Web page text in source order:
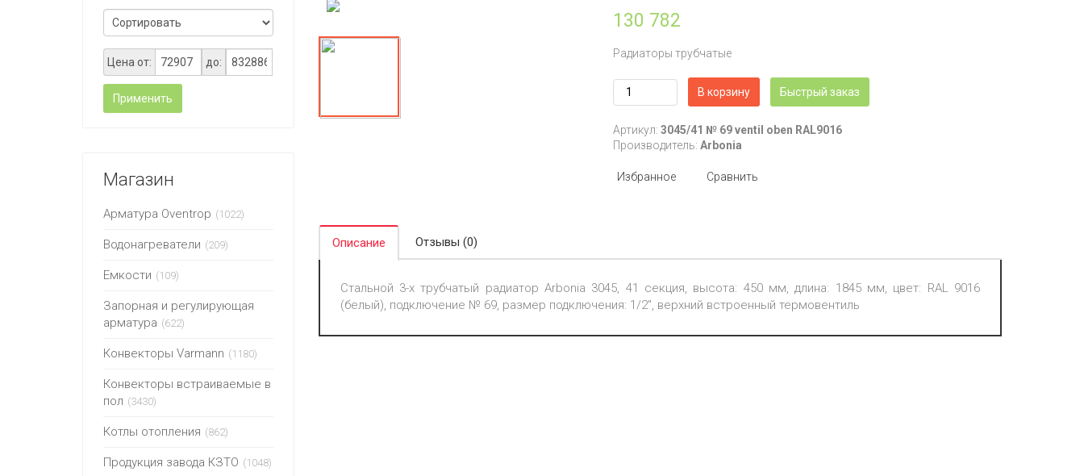
Цена от: до:
Применить
Магазин
Арматура Oventrop (1022)
Водонагреватели (209)
Емкости (109)
Запорная и регулирующая
арматура (622)
Конвекторы Varmann (1180)
Конвекторы встраиваемые в
пол (3430)
Котлы отопления (862)
Продукция завода КЗТО (1048)
130 782
Радиаторы трубчатые
В корзину Быстрый заказ
Артикул:3045/41 № 69 ventil oben RAL9016
Производитель:Arbonia
Избранное Сравнить
Описание Отзывы (0)
Стальной 3-х трубчатый радиатор Arbonia 3045, 41 секция, высота: 450 мм, длина: 1845 мм, цвет: RAL 9016
(белый), подключение № 69, размер подключения: 1/2", верхний встроенный термовентиль